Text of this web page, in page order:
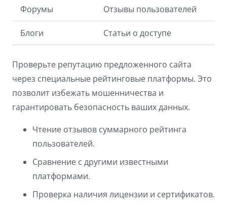
Форумы Отзывы пользователей
Блоги Статьи о доступе
Проверьте репутацию предложенного сайта
через специальные рейтинговые платформы. Это
позволит избежать мошенничества и
гарантировать безопасность ваших данных.
Чтение отзывов суммарного рейтинга
пользователей.
Сравнение с другими известными
платформами.
Проверка наличия лицензии и сертификатов.